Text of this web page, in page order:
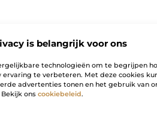
is belangrijk voor ons
technologieën om te begrijpen
te verbeteren. Met deze cookies
advertenties tonen en het gebruik van
ons cookiebeleid.